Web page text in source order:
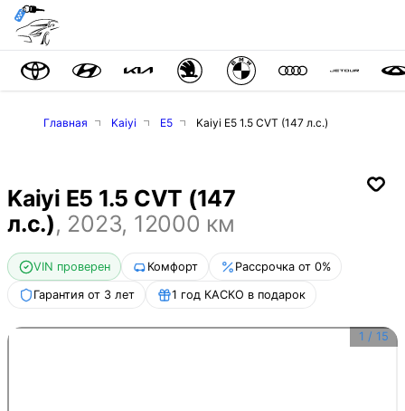
Главная Kaiyi E5 Kaiyi E5 1.5 CVT (147 л.с.)
Kaiyi E5 1.5 CVT (147
л.с.), 2023, 12000 км
VIN проверен Комфорт Рассрочка от 0%
Гарантия от 3 лет 1 год КАСКО в подарок
1 / 15